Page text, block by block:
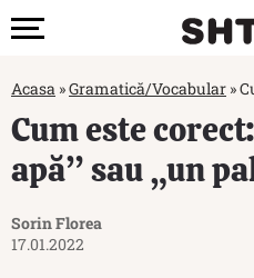
Acasa »Gramatică/Vocabular »
Cum este
apă” sau „un
Sorin Florea
17.01.2022